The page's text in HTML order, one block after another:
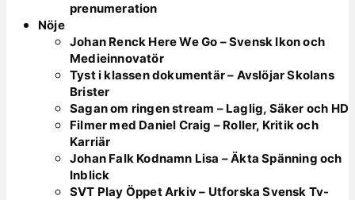
prenumeration
Nöje
Johan Renck Here We Go – Svensk Ikon och
Medieinnovatör
Tyst i klassen dokumentär – Avslöjar Skolans
Brister
Sagan om ringen stream – Laglig, Säker och HD
Filmer med Daniel Craig – Roller, Kritik och
Karriär
Johan Falk Kodnamn Lisa – Äkta Spänning och
Inblick
SVT Play Öppet Arkiv – Utforska Svensk Tv-